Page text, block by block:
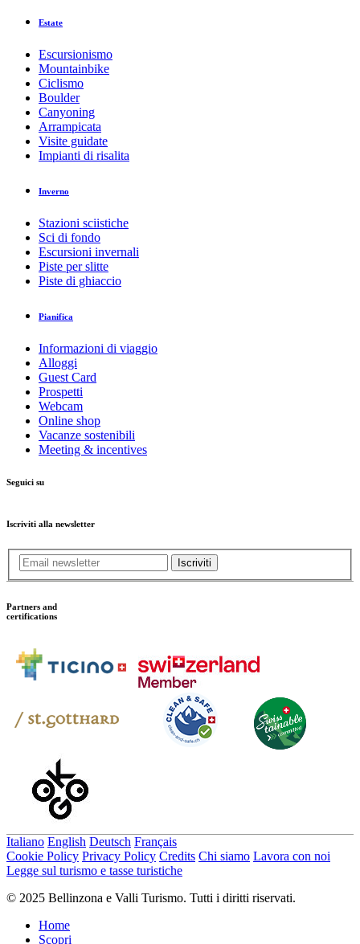
Estate
Escursionismo
Mountainbike
Ciclismo
Boulder
Canyoning
Arrampicata
Visite guidate
Impianti di risalita
Inverno
Stazioni sciistiche
Sci di fondo
Escursioni invernali
Piste per slitte
Piste di ghiaccio
Pianifica
Informazioni di viaggio
Alloggi
Guest Card
Prospetti
Webcam
Online shop
Vacanze sostenibili
Meeting & incentives
Seguici su
Iscriviti alla newsletter
Iscriviti
Partners and
certifications
Italiano English Deutsch Français
Cookie Policy Privacy Policy Credits Chi siamo Lavora con noi
Legge sul turismo e tasse turistiche
© 2025 Bellinzona e Valli Turismo. Tutti i diritti riservati.
Home
Scopri